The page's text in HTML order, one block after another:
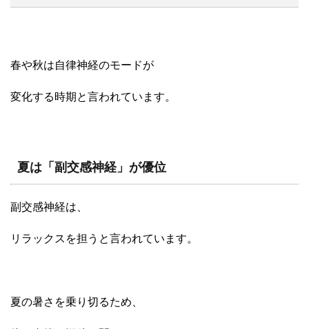
春や秋は自律神経のモードが
変化する時期と言われています。
夏は「副交感神経」が優位
副交感神経は、
リラックスを担うと言われています。
夏の暑さを乗り切るため、